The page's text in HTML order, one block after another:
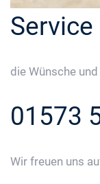
die Wünsche
01573
Wir freuen uns